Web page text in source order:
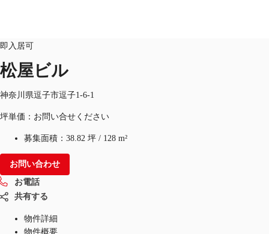
即入居可
松屋ビル
神奈川県逗子市逗子1-6-1
坪単価：お問い合せください
募集面積： 38.82 坪 / 128 m²
お問い合わせ
お電話
共有する
物件詳細
物件概要